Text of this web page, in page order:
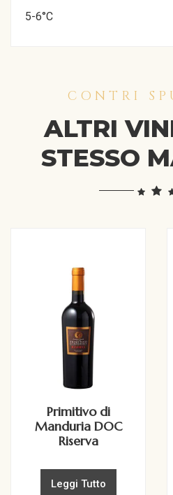
5-6°C
CONTRI
ALTRI
STESSO
Primitivo di
Manduria DOC
Riserva
Leggi Tutto